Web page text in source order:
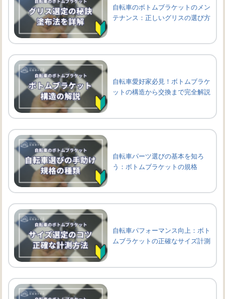
自転車のボトムブラケットのメン
テナンス：正しいグリスの選び方
自転車愛好家必見！ボトムブラケ
ットの構造から交換まで完全解説
自転車パーツ選びの基本を知ろ
う：ボトムブラケットの規格
自転車パフォーマンス向上：ボト
ムブラケットの正確なサイズ計測